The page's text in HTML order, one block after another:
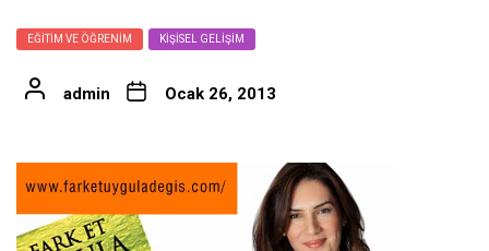
EĞITIM VE ÖĞRENIM KIŞISEL GELIŞIM
admin Ocak 26, 2013